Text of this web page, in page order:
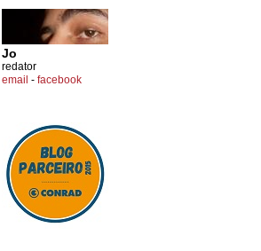
Jo
redator
email - facebook